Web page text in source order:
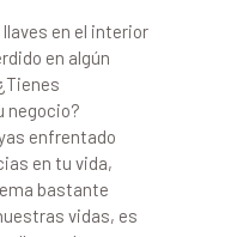
en el interior
en algún
negocio?
enfrentado
en tu vida,
bastante
vidas, es